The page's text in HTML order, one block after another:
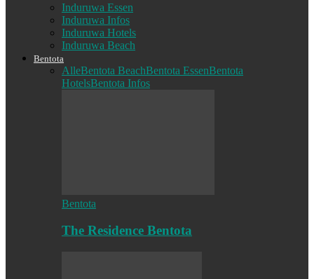
Induruwa Essen
Induruwa Infos
Induruwa Hotels
Induruwa Beach
Bentota
AlleBentota BeachBentota EssenBentota
HotelsBentota Infos
Bentota
The Residence Bentota